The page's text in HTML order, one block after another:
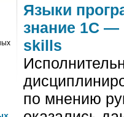
Языки
знание 1С —
skills
по мнению